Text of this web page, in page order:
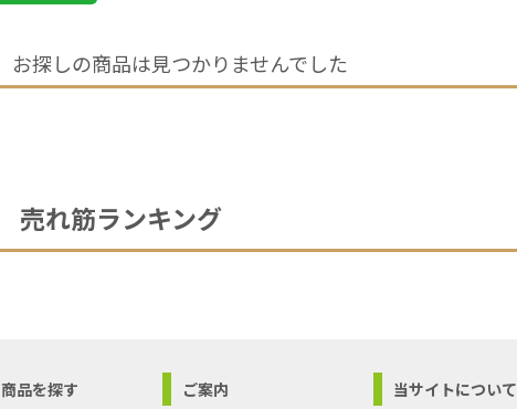
お探しの商品は見つかりませんでした
売れ筋ランキング
商品を探す
ご案内
当サイトについて